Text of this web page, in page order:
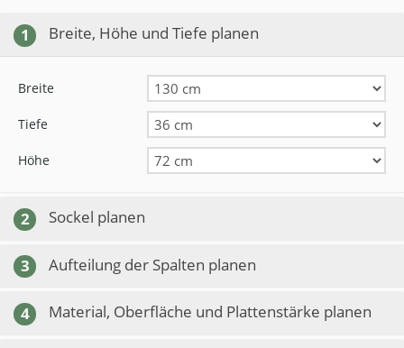
1 Breite, Höhe und Tiefe planen
Breite
Tiefe
Höhe
2 Sockel planen
3 Aufteilung der Spalten planen
4 Material, Oberfläche und Plattenstärke planen